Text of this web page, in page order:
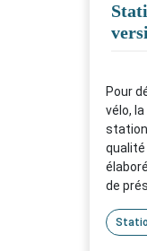
Pour
vélo,
qualité
de